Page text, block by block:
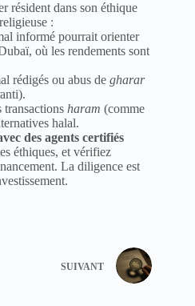
résident dans son éthique
:
informé pourrait orienter
où les rendements sont
rédigés ou abus de gharar
transactions haram (comme
halal.
des agents certifiés
éthiques, et vérifiez
La diligence est
SUIVANT